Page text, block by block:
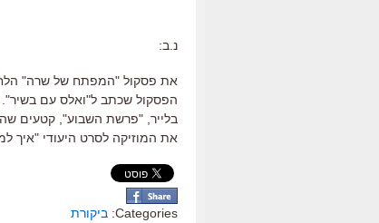
נ.ב:
את פסקול "המפתח של שרה"
הפסקול שכתב ל"ואלס עם בשיר".
בלייר, "פרשת השבוע", קטעים
את המוזיקה לסרט היעודי "איך
Categories: ביקורת